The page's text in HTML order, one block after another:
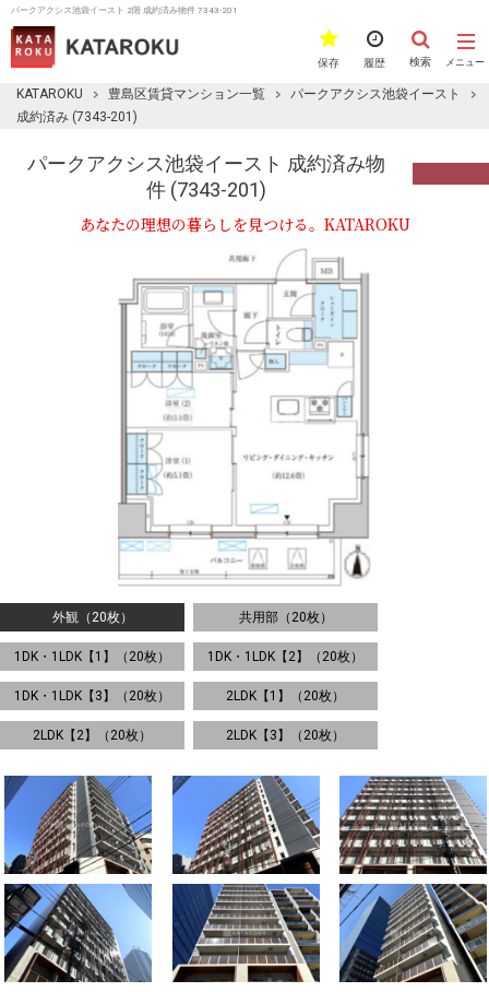
パークアクシス池袋イースト 2階 成約済み物件 7343-201
メニュー
検索
履歴
保存
KATAROKU 豊島区賃貸マンション一覧
パークアクシス池袋イースト
成約済み (7343-201)
パークアクシス池袋イースト 成約済み物
件 (7343-201)
あなたの理想の暮らしを見つける。KATAROKU
外観（20枚） 共用部（20枚）
1DK・1LDK【1】（20枚） 1DK・1LDK【2】（20枚）
1DK・1LDK【3】（20枚） 2LDK【1】（20枚）
2LDK【2】（20枚） 2LDK【3】（20枚）